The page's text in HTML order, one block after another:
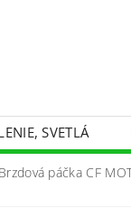
SVETLÁ
páčka CF